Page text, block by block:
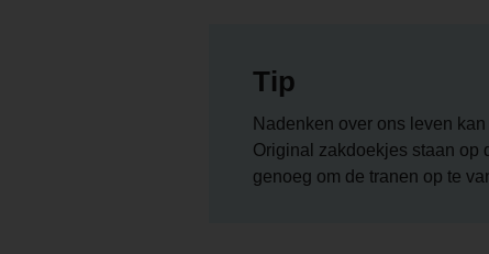
Tip
Nadenken over ons leven
Original zakdoekjes staan op
genoeg om de tranen op te